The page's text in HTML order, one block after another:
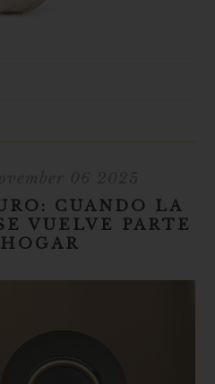
CUANDO LA
VUELVE PARTE